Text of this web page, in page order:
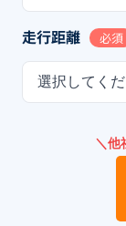
走行距離 必須
選択してく
＼他